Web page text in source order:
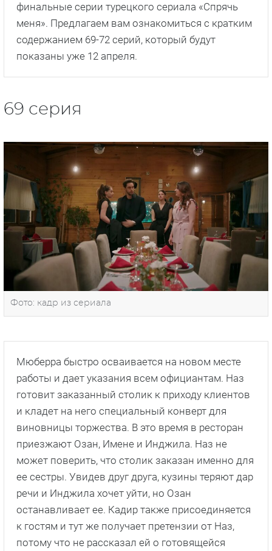
финальные серии турецкого сериала «Спрячь
меня». Предлагаем вам ознакомиться с кратким
содержанием 69-72 серий, который будут
показаны уже 12 апреля.
69 серия
Фото: кадр из сериала
Мюберра быстро осваивается на новом месте
работы и дает указания всем официантам. Наз
готовит заказанный столик к приходу клиентов
и кладет на него специальный конверт для
виновницы торжества. В это время в ресторан
приезжают Озан, Имене и Инджила. Наз не
может поверить, что столик заказан именно для
ее сестры. Увидев друг друга, кузины теряют дар
речи и Инджила хочет уйти, но Озан
останавливает ее. Кадир также присоединяется
к гостям и тут же получает претензии от Наз,
потому что не рассказал ей о готовящейся